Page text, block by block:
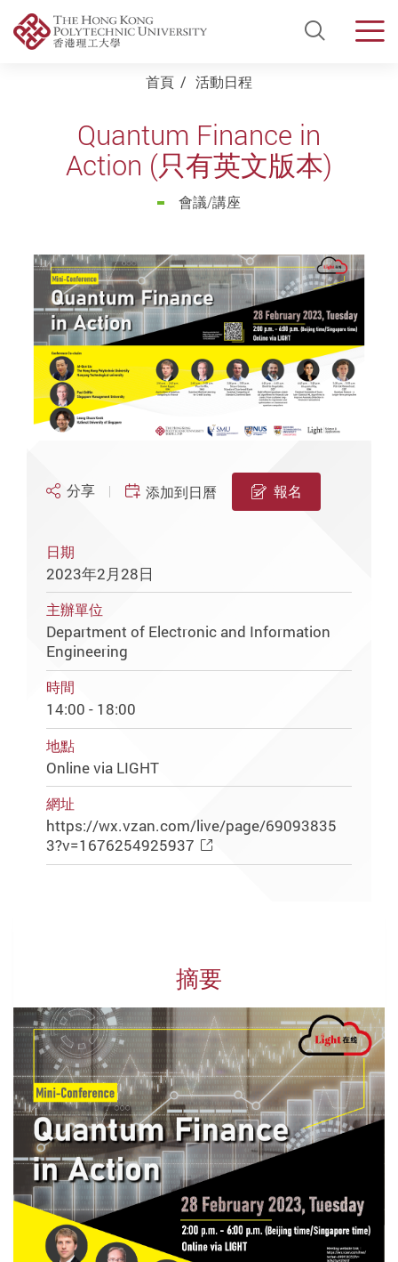
Open
首頁 活動日程
Quantum Finance in
Action (只有英文版本)
會議/講座
分享 添加到日曆 報名
日期
2023年2月28日
主辦單位
Department of Electronic and Information
Engineering
時間
14:00 - 18:00
地點
Online via LIGHT
網址
https://wx.vzan.com/live/page/69093835
3?v=1676254925937
摘要